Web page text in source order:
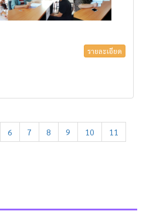
รายละเอียด
6 7 8 9 10
11